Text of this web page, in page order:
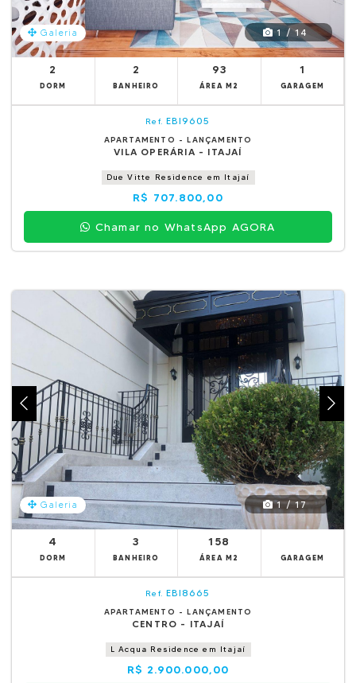
Galeria 1 / 14
2
DORM
2
BANHEIRO
93
ÁREA M2
1
GARAGEM
Ref. EBI9605
APARTAMENTO - LANÇAMENTO
VILA OPERÁRIA - ITAJAÍ
Due Vitte Residence em Itajaí
R$ 707.800,00
Chamar no WhatsApp AGORA
Galeria 1 / 17
4
DORM
3
BANHEIRO
158
ÁREA M2 GARAGEM
Ref. EBI8665
APARTAMENTO - LANÇAMENTO
CENTRO - ITAJAÍ
L Acqua Residence em Itajaí
R$ 2.900.000,00